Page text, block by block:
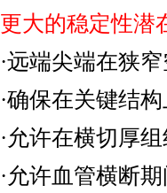
更大的稳定性潜
·远端尖端在狭
·确保在关键结
·允许在横切厚
·允许血管横断